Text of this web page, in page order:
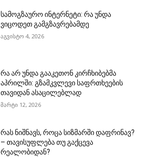
სამოგზაურო ინტერნეტი: რა უნდა
ვიცოდეთ გამგზავრებამდე
აგვისტო 4, 2026
რა არ უნდა გააკეთონ კირჩხიბებმა
აპრილში: გზამკვლევი საფრთხეების
თავიდან ასაცილებლად
მარტი 12, 2026
რას ნიშნავს, როცა სიზმარში დაფრინავ?
– თავისუფლება თუ გაქცევა
რეალობიდან?